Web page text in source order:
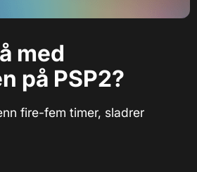
med
på PSP2?
fire-fem timer, sladrer